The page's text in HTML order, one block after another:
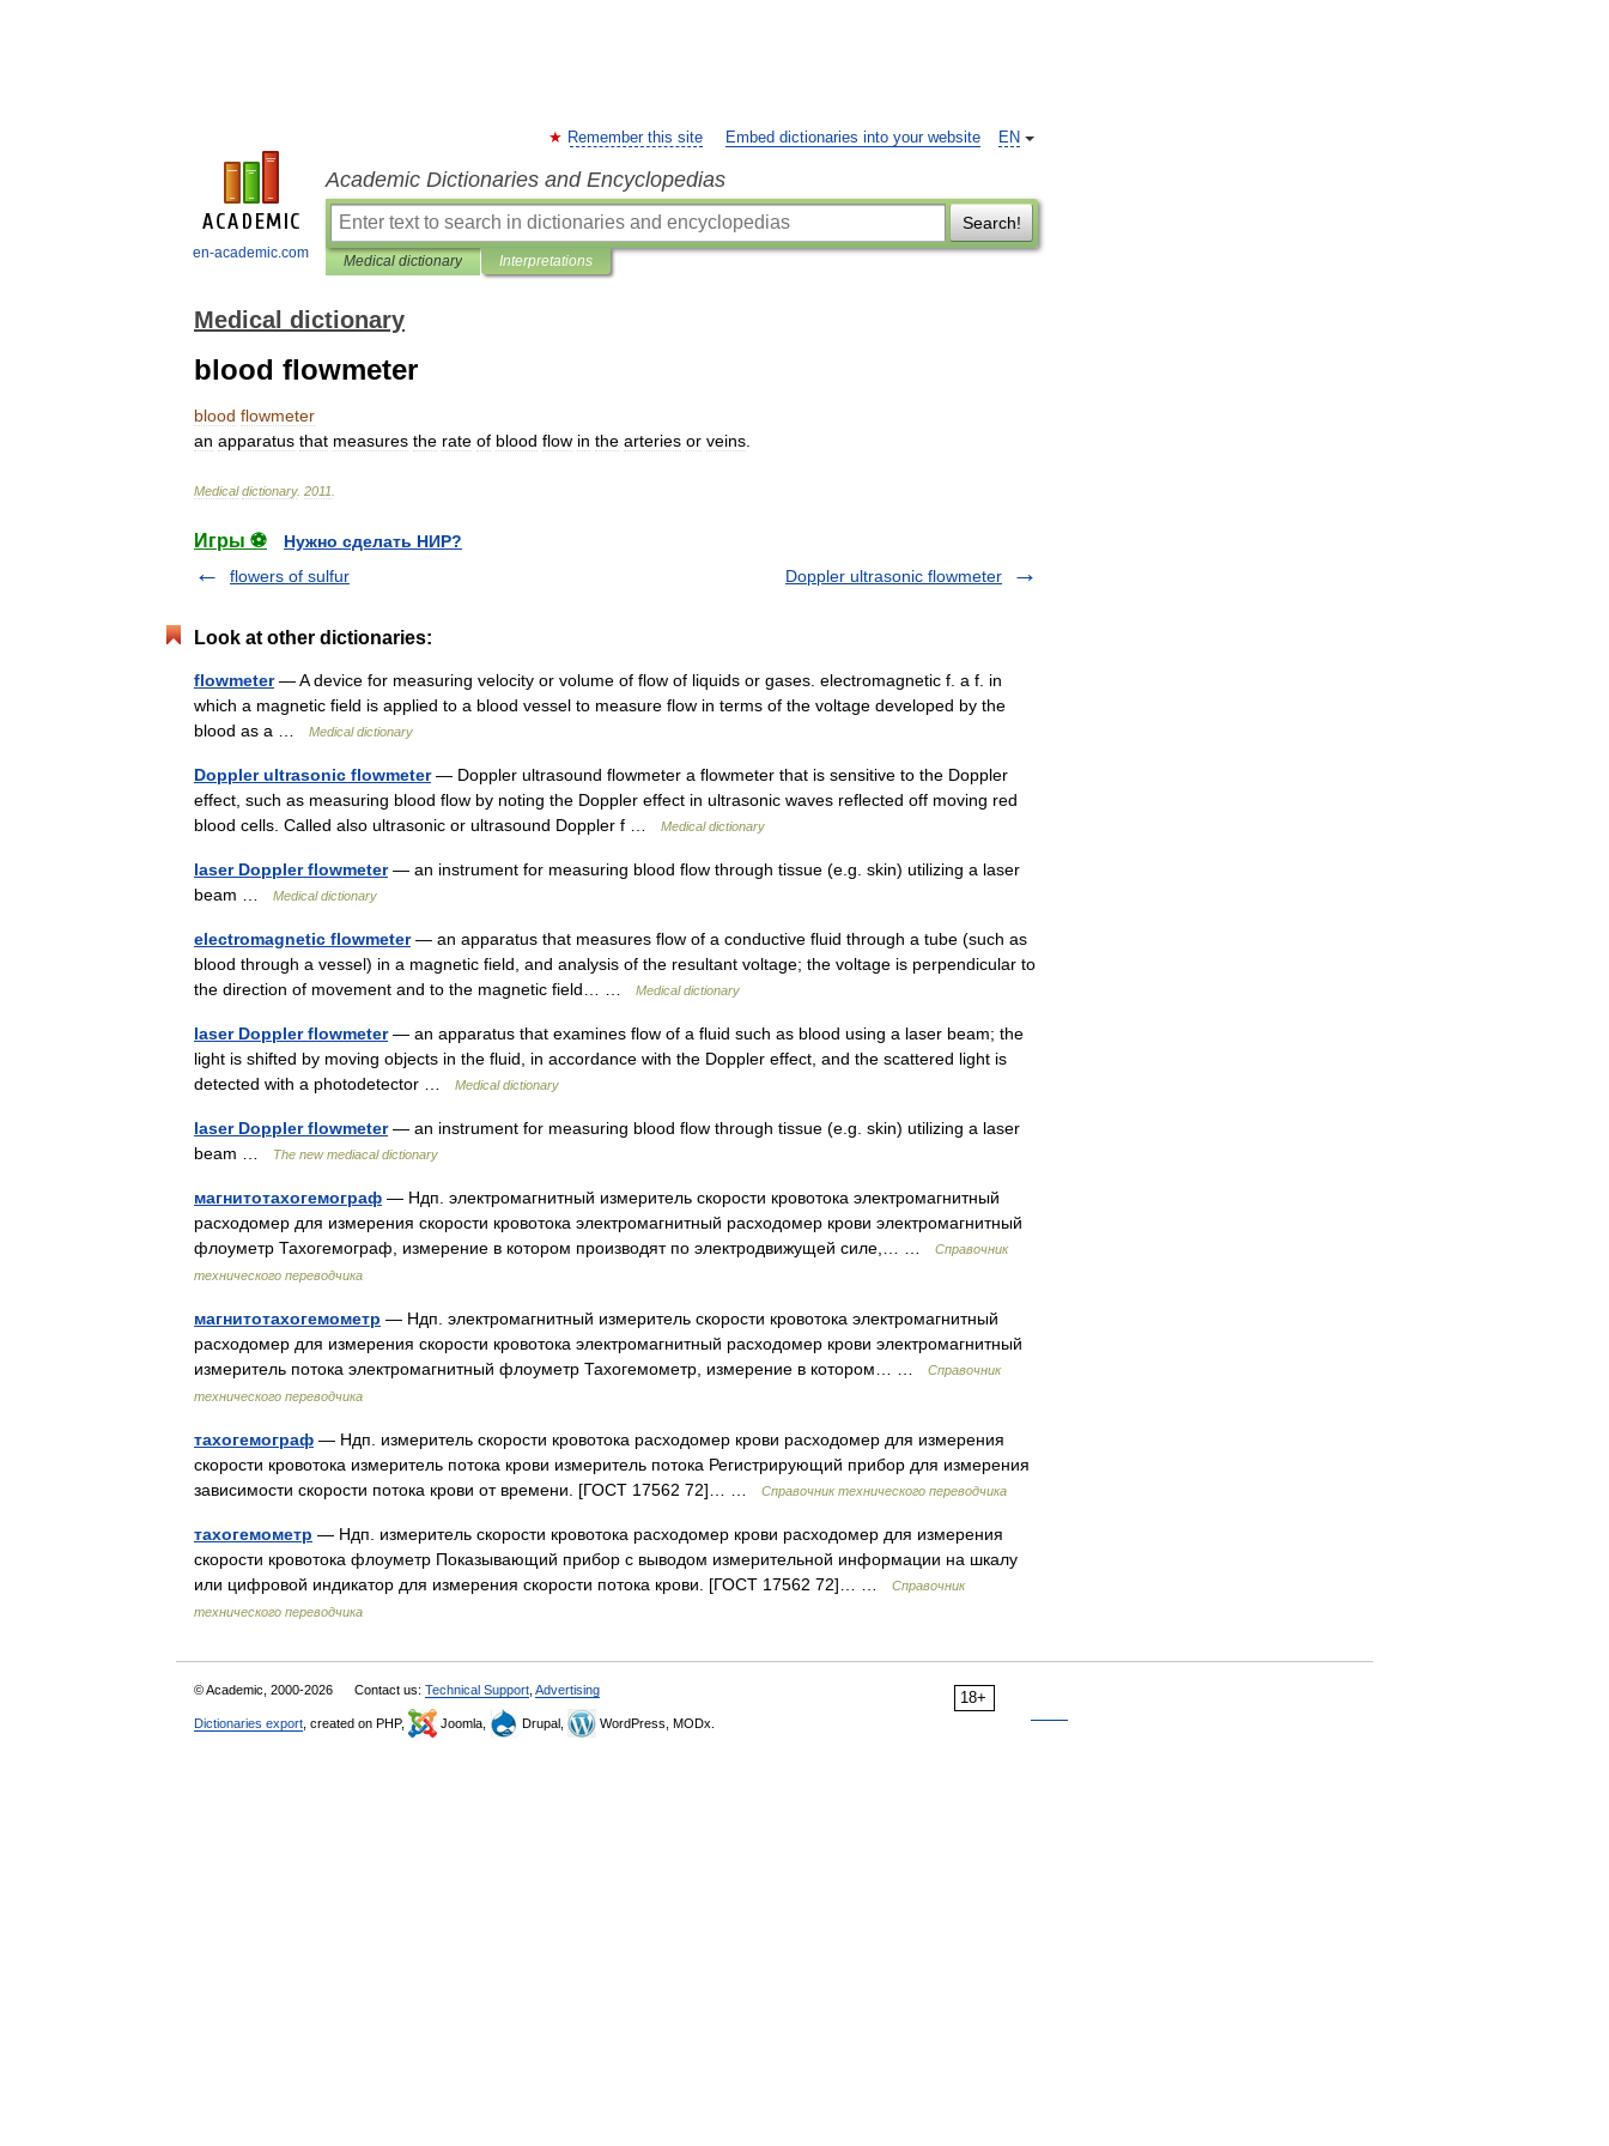
en-academic.com
EN
Remember this site Embed dictionaries into your website
Academic Dictionaries and Encyclopedias
Search!
Medical dictionary Interpretations
Medical dictionary
blood flowmeter
blood flowmeter
an apparatus that measures the rate of blood flow in the arteries or veins
Medical dictionary. 2011
Игры ⚽
Нужно сделать НИР?
flowers of sulfur
Doppler ultrasonic flowmeter
Look at other dictionaries:
flowmeter— A device for measuring velocity or volume of flow of liquids or gases. electromagnetic f. a f. in
which a magnetic field is applied to a blood vessel to measure flow in terms of the voltage developed by the
blood as a …
Medical dictionary
Doppler ultrasonic flowmeter— Doppler ultrasound flowmeter a flowmeter that is sensitive to the Doppler
effect, such as measuring blood flow by noting the Doppler effect in ultrasonic waves reflected off moving red
blood cells. Called also ultrasonic or ultrasound Doppler f …
Medical dictionary
laser Doppler flowmeter— an instrument for measuring blood flow through tissue (e.g. skin) utilizing a laser
beam …
Medical dictionary
electromagnetic flowmeter— an apparatus that measures flow of a conductive fluid through a tube (such as
blood through a vessel) in a magnetic field, and analysis of the resultant voltage; the voltage is perpendicular to
the direction of movement and to the magnetic field… …
Medical dictionary
laser Doppler flowmeter— an apparatus that examines flow of a fluid such as blood using a laser beam; the
light is shifted by moving objects in the fluid, in accordance with the Doppler effect, and the scattered light is
detected with a photodetector …
Medical dictionary
laser Doppler flowmeter— an instrument for measuring blood flow through tissue (e.g. skin) utilizing a laser
beam …
The new mediacal dictionary
магнитотахогемограф — Ндп. электромагнитный измеритель скорости кровотока электромагнитный
расходомер для измерения скорости кровотока электромагнитный расходомер крови электромагнитный
флоуметр Тахогемограф, измерение в котором производят по электродвижущей силе,… …
Справочник
технического переводчика
магнитотахогемометр — Ндп. электромагнитный измеритель скорости кровотока электромагнитный
расходомер для измерения скорости кровотока электромагнитный расходомер крови электромагнитный
измеритель потока электромагнитный флоуметр Тахогемометр, измерение в котором… …
Справочник
технического переводчика
тахогемограф — Ндп. измеритель скорости кровотока расходомер крови расходомер для измерения
скорости кровотока измеритель потока крови измеритель потока Регистрирующий прибор для измерения
зависимости скорости потока крови от времени. [ГОСТ 17562 72]… …
Справочник технического переводчика
тахогемометр — Ндп. измеритель скорости кровотока расходомер крови расходомер для измерения
скорости кровотока флоуметр Показывающий прибор с выводом измерительной информации на шкалу
или цифровой индикатор для измерения скорости потока крови. [ГОСТ 17562 72]… …
Справочник
технического переводчика
18+
© Academic, 2000-2026 Contact us: Technical Support Advertising
Dictionaries export , created on PHP, Joomla, Drupal, WordPress, MODx.